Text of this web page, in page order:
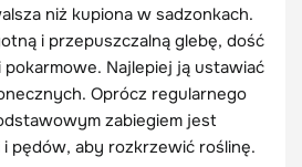
niż kupiona w sadzonkach.
i przepuszczalną glebę, dość
pokarmowe. Najlepiej ją ustawiać
Oprócz regularnego
zabiegiem jest
pędów, aby rozkrzewić roślinę.